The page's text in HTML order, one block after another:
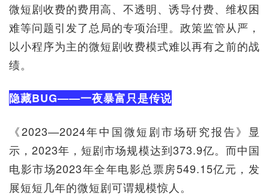
微短剧收费的费用高、不透明、诱导付费、维权困
难等问题引发了总局的专项治理。政策监管从严，
以小程序为主的微短剧收费模式难以再有之前的战
绩。
隐藏BUG——一夜暴富只是传说
《2023—2024年中国微短剧市场研究报告》显
示，2023年，短剧市场规模达到373.9亿。而‌中国
电影市场2023年全年电影总票房549.15亿元，发
展短短几年的微短剧可谓规模惊人。